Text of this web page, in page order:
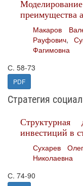
преимущества
Макаров
Рауфович,
Фагимовна
С. 58-73
PDF
Стратегия
Структурная
инвестиций в
Сухарев
Николаевна
С. 74-90